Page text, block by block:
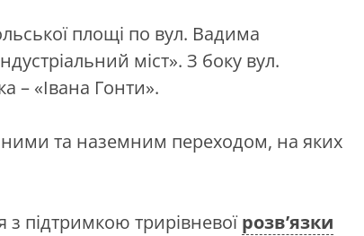
площі по вул. Вадима
міст». З боку вул.
– «Івана Гонти».
та наземним переходом, на яких
підтримкою трирівневоїрозв’язки